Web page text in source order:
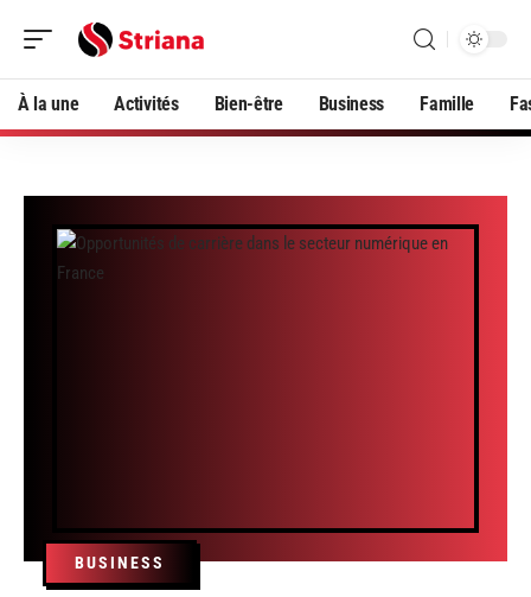
À la une Activités Bien-être Business Famille
BUSINESS